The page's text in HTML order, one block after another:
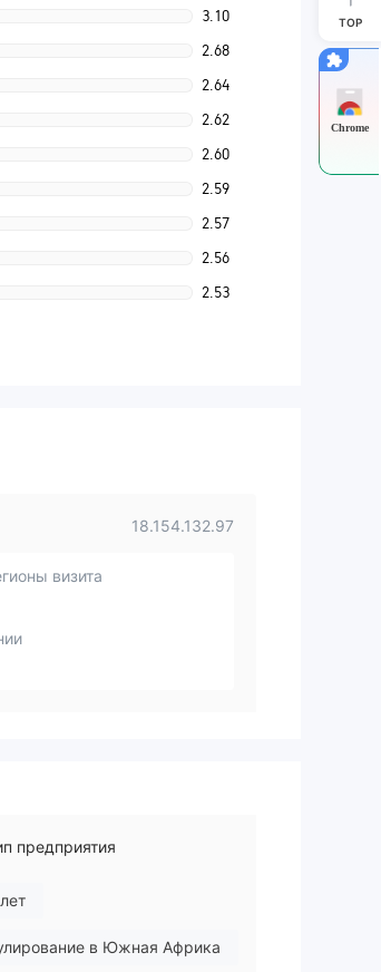
3.10
2.68
2.64
2.62
2.60
2.59
2.57
2.56
2.53
18.154.132.97
визита
предприятия
в Южная Африка
TOP
Chrome